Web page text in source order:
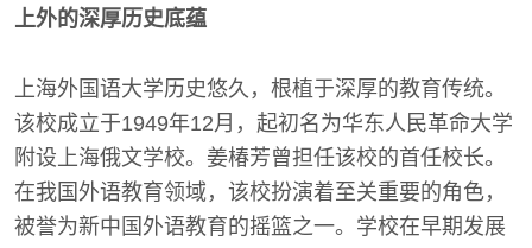
上外的深厚历史底蕴
上海外国语大学历史悠久，根植于深厚的教育传统。
该校成立于1949年12月，起初名为华东人民革命大学
附设上海俄文学校。姜椿芳曾担任该校的首任校长。
在我国外语教育领域，该校扮演着至关重要的角色，
被誉为新中国外语教育的摇篮之一。学校在早期发展